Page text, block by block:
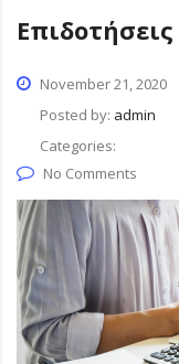
Επιδοτήσεις
November 21, 2020
Posted by: admin
Categories:
No Comments